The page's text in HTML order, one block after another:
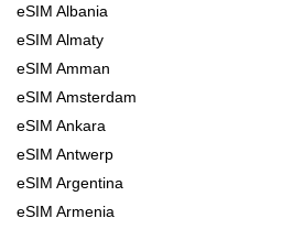
eSIM Albania
eSIM Almaty
eSIM Amman
eSIM Amsterdam
eSIM Ankara
eSIM Antwerp
eSIM Argentina
eSIM Armenia